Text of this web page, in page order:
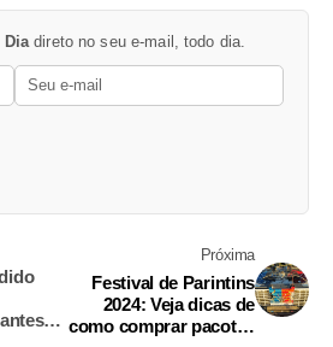
Diadireto no seu e-mail, todo dia.
Próxima
Festival de Parintins
2024: Veja dicas de
como comprar pacotes